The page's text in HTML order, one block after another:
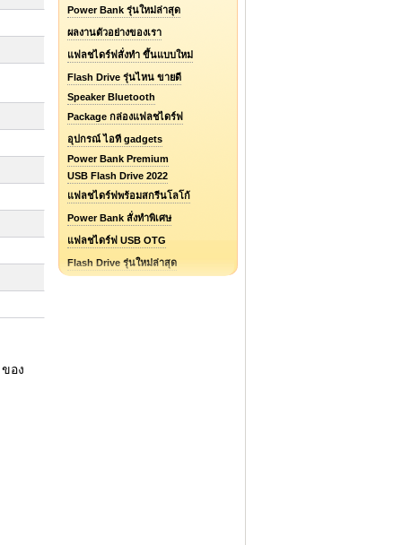
อง
Power Bank รุ่นใหม่ล่าสุด
ผลงานตัวอย่างของเรา
แฟลชไดร์ฟสั่งทำ ขึ้นแบบใหม่
Flash Drive รุ่นไหน ขายดี
Speaker Bluetooth
Package กล่องแฟลชไดร์ฟ
อุปกรณ์ ไอที gadgets
Power Bank Premium
USB Flash Drive 2022
แฟลชไดร์ฟพร้อมสกรีนโลโก้
Power Bank สั่งทำพิเศษ
แฟลชไดร์ฟ USB OTG
Flash Drive รุ่นใหม่ล่าสุด